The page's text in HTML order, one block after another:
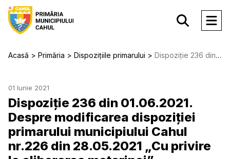
Acasă Primăria Dispozițiile primarului Dispoziție 236 din 01.06.2021. Despre modificarea dispoziţiei primarului municipiului Cahul nr.226 din 28.05.2021 „Cu privire la eliberarea motorinei”
01 Iunie 2021
Dispoziție 236 din 01.06.2021.
Despre modificarea dispoziţiei
primarului municipiului Cahul
nr.226 din 28.05.2021 „Cu privire